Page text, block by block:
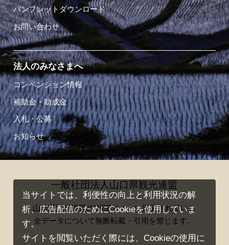
パンフレットダウンロード
お問い合わせ
法人のみなさまへ
コンベンション情報
補助金・助成金
入札・公募
お知らせ
一般社団法人山口県観光連盟
山口県観光連盟のWEBサイトに掲載されている
全データについて無断転載・引用を禁じます。
当サイトでは、利便性の向上と利用状況の解
析、広告配信のためにCookieを使用していま
す。
サイトを閲覧いただく際には、Cookieの使用に